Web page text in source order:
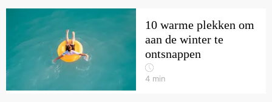
10 warme plekken om
aan de winter te
ontsnappen
4 min